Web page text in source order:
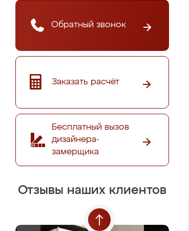
Обратный звонок
Заказать расчёт
Бесплатный вызов
дизайнера-
замерщика
Отзывы наших клиентов